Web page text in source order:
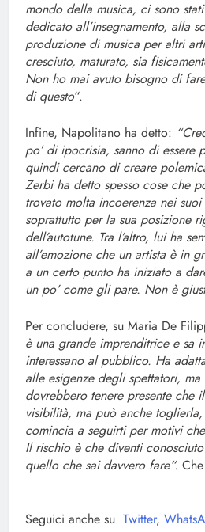
mondo della musica, ci sono
dedicato all’insegnamento, alla
produzione di musica per altri
cresciuto, maturato, sia
Non ho mai avuto bisogno di
di questo“.
Infine, Napolitano ha detto:
po’ di ipocrisia, sanno di essere
quindi cercano di creare
Zerbi ha detto spesso cose che
trovato molta incoerenza nei
soprattutto per la sua posizione
dell’autotune. Tra l’altro, lui ha
all’emozione che un artista è in
a un certo punto ha iniziato a
un po’ come gli pare. Non è
Per concludere, su Maria De
è una grande imprenditrice e sa
interessano al pubblico. Ha
alle esigenze degli spettatori,
dovrebbero tenere presente che
visibilità, ma può anche
comincia a seguirti per motivi
Il rischio è che diventi
quello che sai davvero fare“.
Seguici anche su Twitter,